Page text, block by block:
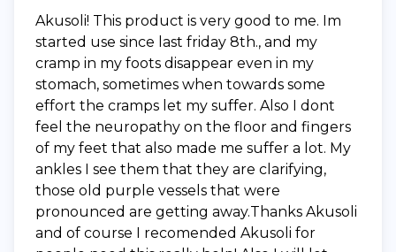
Akusoli! This product is very good to me. Im
started use since last friday 8th., and my
cramp in my foots disappear even in my
stomach, sometimes when towards some
effort the cramps let my suffer. Also I dont
feel the neuropathy on the floor and fingers
of my feet that also made me suffer a lot. My
ankles I see them that they are clarifying,
those old purple vessels that were
pronounced are getting away.Thanks Akusoli
and of course I recomended Akusoli for